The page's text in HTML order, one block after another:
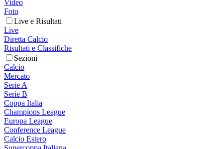
Video
Foto
Live e Risultati
Live
Diretta Calcio
Risultati e Classifiche
Sezioni
Calcio
Mercato
Serie A
Serie B
Coppa Italia
Champions League
Europa League
Conference League
Calcio Estero